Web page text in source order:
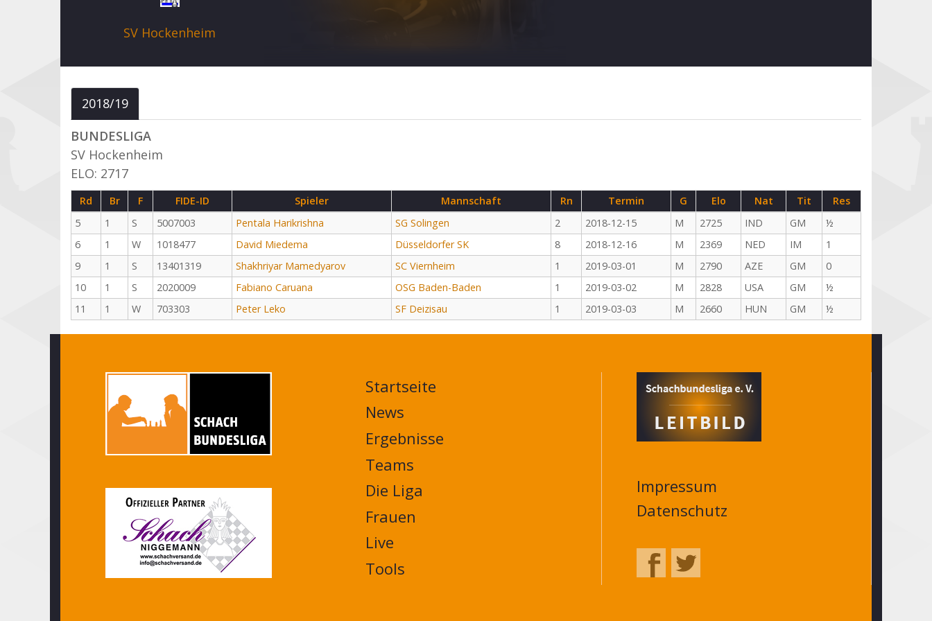
SV Hockenheim
2018/19
BUNDESLIGA
SV Hockenheim
ELO: 2717
Rd Br F FIDE-ID Spieler Mannschaft Rn Termin G Elo Nat Tit
Res
5
1 S 5007003 Pentala Harikrishna SG Solingen 2 2018-12-15 M 2725 IND GM
½
6
1 W 1018477 David Miedema Düsseldorfer SK 8 2018-12-16 M 2369 NED IM
1
9
1 S 13401319 Shakhriyar Mamedyarov SC Viernheim 1 2019-03-01 M 2790 AZE GM
0
10
1 S 2020009 Fabiano Caruana OSG Baden-Baden 1 2019-03-02 M 2828 USA GM
½
11
1 W 703303 Peter Leko SF Deizisau 1 2019-03-03 M 2660 HUN GM ½
MAIN
NAVIGATION
FOOTER
Startseite
News
Ergebnisse
Teams
Die Liga
Frauen
Live
Tools
Impressum
Datenschutz